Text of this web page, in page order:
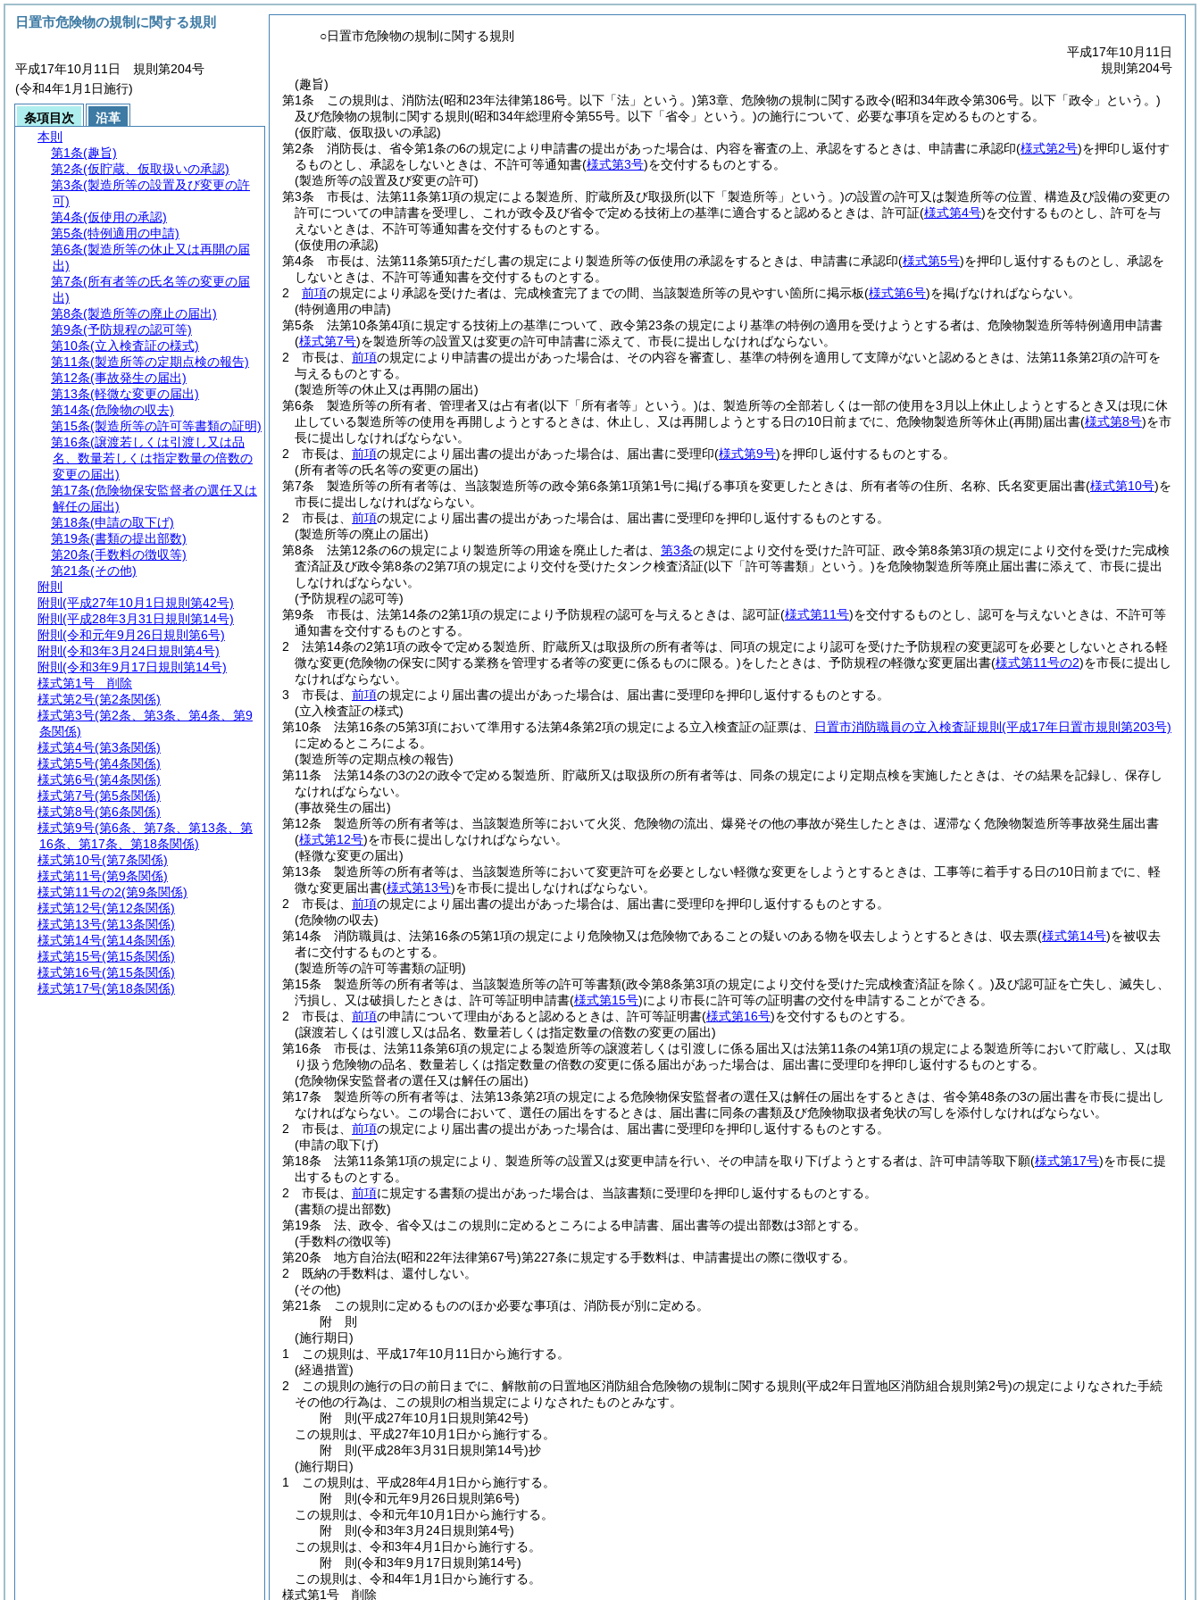
○日置市危険物の規制に関する規則
平成17年10月11日
規則第204号
(趣旨)
第1条
この規則は、消防法(昭和23年法律第186号。以下「法」という。)第3章、危険物の規制に関する政令(昭和34年政令第306号。以下「政令」という。)
及び危険物の規制に関する規則 (昭和34年総理府令第55号。以下「省令」という。)の施行について、必要な事項を定めるものとする。
(仮貯蔵、仮取扱いの承認)
第2条
消防長は、省令第1条の6の規定により申請書の提出があった場合は、内容を審査の上、承認をするときは、申請書に承認印(様式第2号)を押印し返付す
るものとし、承認をしないときは、不許可等通知書(様式第3号)を交付するものとする。
(製造所等の設置及び変更の許可)
第3条
市長は、法第11条第1項の規定による製造所、貯蔵所及び取扱所(以下「製造所等」という。)の設置の許可又は製造所等の位置、構造及び設備の変更の
許可についての申請書を受理し、これが政令及び省令で定める技術上の基準に適合すると認めるときは、許可証(様式第4号)を交付するものとし、許可を与
えないときは、不許可等通知書を交付するものとする。
(仮使用の承認)
第4条
市長は、法第11条第5項ただし書の規定により製造所等の仮使用の承認をするときは、申請書に承認印(様式第5号)を押印し返付するものとし、承認を
しないときは、不許可等通知書を交付するものとする。
2
前項の規定により承認を受けた者は、完成検査完了までの間、当該製造所等の見やすい箇所に掲示板(様式第6号)を掲げなければならない。
(特例適用の申請)
第5条
法第10条第4項に規定する技術上の基準について、政令第23条の規定により基準の特例の適用を受けようとする者は、危険物製造所等特例適用申請書
(様式第7号)を製造所等の設置又は変更の許可申請書に添えて、市長に提出しなければならない。
2
市長は、 前項の規定により申請書の提出があった場合は、その内容を審査し、基準の特例を適用して支障がないと認めるときは、法第11条第2項の許可を
与えるものとする。
(製造所等の休止又は再開の届出)
第6条
製造所等の所有者、管理者又は占有者(以下「所有者等」という。)は、製造所等の全部若しくは一部の使用を3月以上休止しようとするとき又は現に休
止している製造所等の使用を再開しようとするときは、休止し、又は再開しようとする日の10日前までに、危険物製造所等休止(再開)届出書(様式第8号)を市
長に提出しなければならない。
2
市長は、 前項の規定により届出書の提出があった場合は、届出書に受理印(様式第9号)を押印し返付するものとする。
(所有者等の氏名等の変更の届出)
第7条
製造所等の所有者等は、当該製造所等の政令第6条第1項第1号に掲げる事項を変更したときは、所有者等の住所、名称、氏名変更届出書(様式第10号)を
市長に提出しなければならない。
2
市長は、 前項の規定により届出書の提出があった場合は、届出書に受理印を押印し返付するものとする。
(製造所等の廃止の届出)
第8条
法第12条の6の規定により製造所等の用途を廃止した者は、 第3条の規定により交付を受けた許可証、政令第8条第3項の規定により交付を受けた完成検
査済証及び政令第8条の2第7項の規定により交付を受けたタンク検査済証(以下「許可等書類」という。)を危険物製造所等廃止届出書に添えて、市長に提出
しなければならない。
(予防規程の認可等)
第9条
市長は、法第14条の2第1項の規定により予防規程の認可を与えるときは、認可証(様式第11号)を交付するものとし、認可を与えないときは、不許可等
通知書を交付するものとする。
2
法第14条の2第1項の政令で定める製造所、貯蔵所又は取扱所の所有者等は、同項の規定により認可を受けた予防規程の変更認可を必要としないとされる軽
微な変更(危険物の保安に関する業務を管理する者等の変更に係るものに限る。)をしたときは、予防規程の軽微な変更届出書(様式第11号の2)を市長に提出し
なければならない。
3
市長は、 前項の規定により届出書の提出があった場合は、届出書に受理印を押印し返付するものとする。
(立入検査証の様式)
第10条
法第16条の5第3項において準用する法第4条第2項の規定による立入検査証の証票は、 日置市消防職員の立入検査証規則 (平成17年日置市規則第203号)
に定めるところによる。
(製造所等の定期点検の報告)
第11条
法第14条の3の2の政令で定める製造所、貯蔵所又は取扱所の所有者等は、同条の規定により定期点検を実施したときは、その結果を記録し、保存し
なければならない。
(事故発生の届出)
第12条
製造所等の所有者等は、当該製造所等において火災、危険物の流出、爆発その他の事故が発生したときは、遅滞なく危険物製造所等事故発生届出書
(様式第12号)を市長に提出しなければならない。
(軽微な変更の届出)
第13条
製造所等の所有者等は、当該製造所等において変更許可を必要としない軽微な変更をしようとするときは、工事等に着手する日の10日前までに、軽
微な変更届出書(様式第13号)を市長に提出しなければならない。
2
市長は、 前項の規定により届出書の提出があった場合は、届出書に受理印を押印し返付するものとする。
(危険物の収去)
第14条
消防職員は、法第16条の5第1項の規定により危険物又は危険物であることの疑いのある物を収去しようとするときは、収去票(様式第14号)を被収去
者に交付するものとする。
(製造所等の許可等書類の証明)
第15条
製造所等の所有者等は、当該製造所等の許可等書類(政令第8条第3項の規定により交付を受けた完成検査済証を除く。)及び認可証を亡失し、滅失し、
汚損し、又は破損したときは、許可等証明申請書(様式第15号)により市長に許可等の証明書の交付を申請することができる。
2
市長は、 前項の申請について理由があると認めるときは、許可等証明書(様式第16号)を交付するものとする。
(譲渡若しくは引渡し又は品名、数量若しくは指定数量の倍数の変更の届出)
第16条
市長は、法第11条第6項の規定による製造所等の譲渡若しくは引渡しに係る届出又は法第11条の4第1項の規定による製造所等において貯蔵し、又は取
り扱う危険物の品名、数量若しくは指定数量の倍数の変更に係る届出があった場合は、届出書に受理印を押印し返付するものとする。
(危険物保安監督者の選任又は解任の届出)
第17条
製造所等の所有者等は、法第13条第2項の規定による危険物保安監督者の選任又は解任の届出をするときは、省令第48条の3の届出書を市長に提出し
なければならない。
この場合において、選任の届出をするときは、届出書に同条の書類及び危険物取扱者免状の写しを添付しなければならない。
2
市長は、 前項の規定により届出書の提出があった場合は、届出書に受理印を押印し返付するものとする。
(申請の取下げ)
第18条
法第11条第1項の規定により、製造所等の設置又は変更申請を行い、その申請を取り下げようとする者は、許可申請等取下願(様式第17号)を市長に提
出するものとする。
2
市長は、 前項に規定する書類の提出があった場合は、当該書類に受理印を押印し返付するものとする。
(書類の提出部数)
第19条
法、政令、省令又はこの規則に定めるところによる申請書、届出書等の提出部数は3部とする。
(手数料の徴収等)
第20条
地方自治法(昭和22年法律第67号)第227条に規定する手数料は、申請書提出の際に徴収する。
2
既納の手数料は、還付しない。
(その他)
第21条
この規則に定めるもののほか必要な事項は、消防長が別に定める。
附 則
(施行期日)
1
この規則は、平成17年10月11日から施行する。
(経過措置)
2
この規則の施行の日の前日までに、解散前の日置地区消防組合危険物の規制に関する規則 (平成2年日置地区消防組合規則第2号)の規定によりなされた手続
その他の行為は、この規則の相当規定によりなされたものとみなす。
附 則(平成27年10月1日規則第42号)
この規則は、平成27年10月1日から施行する。
附 則(平成28年3月31日規則第14号)抄
(施行期日)
1
この規則は、平成28年4月1日から施行する。
附 則(令和元年9月26日規則第6号)
この規則は、令和元年10月1日から施行する。
附 則(令和3年3月24日規則第4号)
この規則は、令和3年4月1日から施行する。
附 則(令和3年9月17日規則第14号)
この規則は、令和4年1月1日から施行する。
様式第1号 削除
日置市危険物の規制に関する規則
平成17年10月11日 規則第204号
(令和4年1月1日施行)
条項目次
沿革
本則
第1条(趣旨)
第2条(仮貯蔵、仮取扱いの承認)
第3条(製造所等の設置及び変更の許
可)
第4条(仮使用の承認)
第5条(特例適用の申請)
第6条(製造所等の休止又は再開の届
出)
第7条(所有者等の氏名等の変更の届
出)
第8条(製造所等の廃止の届出)
第9条(予防規程の認可等)
第10条(立入検査証の様式)
第11条(製造所等の定期点検の報告)
第12条(事故発生の届出)
第13条(軽微な変更の届出)
第14条(危険物の収去)
第15条(製造所等の許可等書類の証明)
第16条(譲渡若しくは引渡し又は品
名、数量若しくは指定数量の倍数の
変更の届出)
第17条(危険物保安監督者の選任又は
解任の届出)
第18条(申請の取下げ)
第19条(書類の提出部数)
第20条(手数料の徴収等)
第21条(その他)
附則
附則 (平成27年10月1日規則第42号)
附則 (平成28年3月31日規則第14号)
附則 (令和元年9月26日規則第6号)
附則 (令和3年3月24日規則第4号)
附則 (令和3年9月17日規則第14号)
様式第1号 削除
様式第2号(第2条関係)
様式第3号(第2条、第3条、第4条、第9
条関係)
様式第4号(第3条関係)
様式第5号(第4条関係)
様式第6号(第4条関係)
様式第7号(第5条関係)
様式第8号(第6条関係)
様式第9号(第6条、第7条、第13条、第
16条、第17条、第18条関係)
様式第10号(第7条関係)
様式第11号(第9条関係)
様式第11号の2(第9条関係)
様式第12号(第12条関係)
様式第13号(第13条関係)
様式第14号(第14条関係)
様式第15号(第15条関係)
様式第16号(第15条関係)
様式第17号(第18条関係)